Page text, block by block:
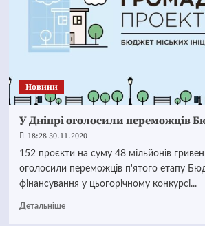
Новини
У Дніпрі оголосили переможців
18:28 30.11.2020
152 проєкти на суму 48 мільйонів
оголосили переможців п'ятого етапу
фінансування у цьогорічному конкурсі...
Детальніше